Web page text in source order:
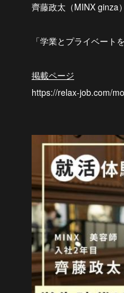
齊藤政太（MINX ginza）
「学業とプライベート
掲載ページ
https://relax-job.com/